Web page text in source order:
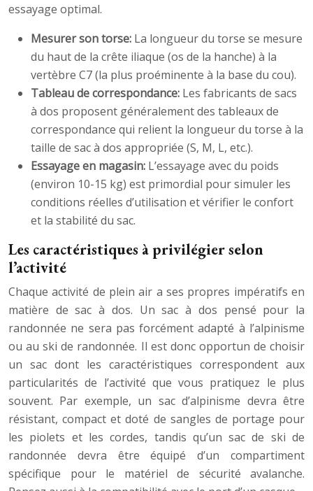
essayage optimal.
Mesurer son torse: La longueur du torse se mesure
du haut de la crête iliaque (os de la hanche) à la
vertèbre C7 (la plus proéminente à la base du cou).
Tableau de correspondance: Les fabricants de sacs
à dos proposent généralement des tableaux de
correspondance qui relient la longueur du torse à la
taille de sac à dos appropriée (S, M, L, etc.).
Essayage en magasin: L’essayage avec du poids
(environ 10-15 kg) est primordial pour simuler les
conditions réelles d’utilisation et vérifier le confort
et la stabilité du sac.
Les caractéristiques à privilégier selon
l’activité
Chaque activité de plein air a ses propres impératifs en
matière de sac à dos. Un sac à dos pensé pour la
randonnée ne sera pas forcément adapté à l’alpinisme
ou au ski de randonnée. Il est donc opportun de choisir
un sac dont les caractéristiques correspondent aux
particularités de l’activité que vous pratiquez le plus
souvent. Par exemple, un sac d’alpinisme devra être
résistant, compact et doté de sangles de portage pour
les piolets et les cordes, tandis qu’un sac de ski de
randonnée devra être équipé d’un compartiment
spécifique pour le matériel de sécurité avalanche.